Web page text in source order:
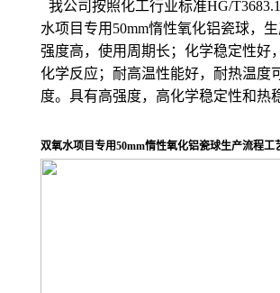
我公司按照化工行业标准HG/
水项目专用50mm惰性氧化铝瓷球，
强度高，使用周期长；化学稳定性好
化学反应；耐高温性能好，耐热温度
度。具有高强度，高化学稳定性和热
双氧水项目专用50mm惰性氧化铝瓷球生产流程工